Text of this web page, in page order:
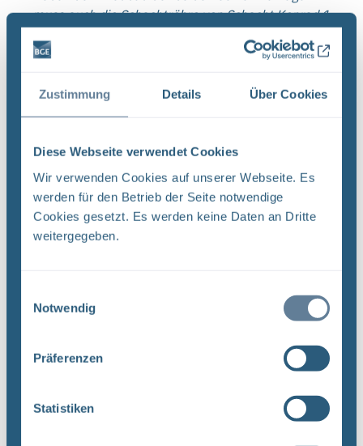
Zustimmung Details Über Cookies
Diese Webseite verwendet Cookies
Wir verwenden Cookies auf unserer Webseite. Es
werden für den Betrieb der Seite notwendige
Cookies gesetzt. Es werden keine Daten an Dritte
weitergegeben.
Notwendig
Präferenzen
Statistiken
muss auch die Schachtröhre von Schacht Konrad 1
am Führungsgerüst fort. Es finden außerdem
Umbauarbeiten am Schwerlastgerüst statt.
Es werden Systemtests der Fördermaschine Nord
Schachtgelände Konrad 1
Bauwerke sowie das eingezäunte Werksgelände
um den Schacht Konrad 1.
Bauarbeiter*innen schließen den Bau eines
Ein Auftragnehmer setzt Pfosten für die Ergänzung